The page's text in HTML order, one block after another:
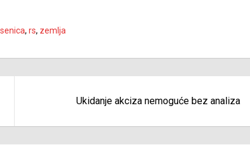
, rs, zemlja
Ukidanje akciza nemoguće bez analiza